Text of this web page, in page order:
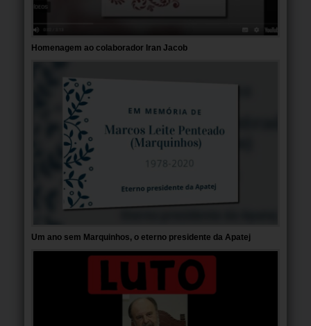
Homenagem ao colaborador Iran Jacob
Um ano sem Marquinhos, o eterno presidente da Apatej